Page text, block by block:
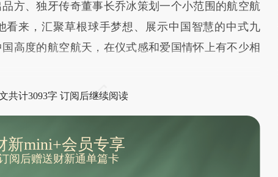
方、独牙传奇董事长乔冰策划一个小范围的航空航
看来，汇聚草根球手梦想、展示中国智慧的中式九
高度的航空航天，在仪式感和爱国情怀上有不少相
共计3093字 订阅后继续阅读
新mini+会员专享
阅后赠送财新通单篇卡